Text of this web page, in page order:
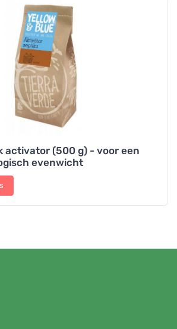
activator (500 g) - voor een
evenwicht